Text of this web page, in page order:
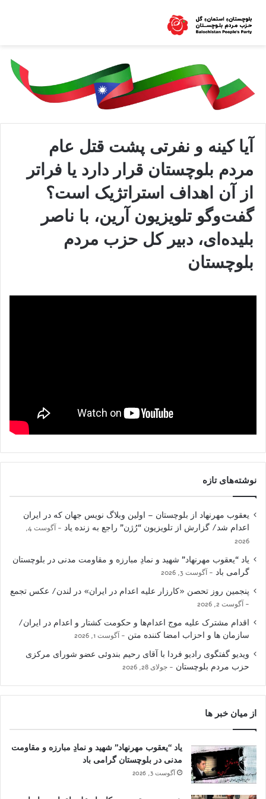
آیا کینە و نفرتی پشت قتل عام
مردم بلوچستان قرار دارد یا فراتر
از آن اهداف استراتژیک است؟
گفت‌وگو تلویزیون آرین، با ناصر
بلیدەای، دبیر کل حزب مردم
بلوچستان
نوشته‌های تازه
یعقوب مهرنهاد از بلوچستان – اولین وبلاگ نویس جهان که در ایران
اعدام شد/ گزارش از تلویزیون “رُژن” راجع به زنده یاد
آگوست 4,
2026
یاد “یعقوب مهرنهاد” شهید و نمادِ مبارزه و مقاومت مدنی در بلوچستان
گرامی باد
آگوست 3, 2026
پنجمین روز تحصن «کارزار علیه اعدام در ایران» در لندن/ عکس تجمع
آگوست 2, 2026
اقدام مشترک علیه موج اعدام‌ها و حکومت کشتار و اعدام در ایران/
سازمان ها و احزاب امضا کننده متن
آگوست 1, 2026
ویدیو گفتگوی رادیو فردا با آقای رحیم بندوئی عضو شورای مرکزی
حزب مردم بلوچستان
جولای 28, 2026
از میان خبر ها
یاد “یعقوب مهرنهاد” شهید و نمادِ مبارزه و مقاومت
مدنی در بلوچستان گرامی باد
آگوست 3, 2026